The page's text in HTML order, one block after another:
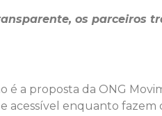
os parceiros
é a proposta da ONG
acessível enquanto